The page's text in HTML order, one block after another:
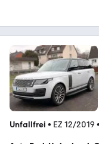
Unfallfrei • EZ 12/2019 •